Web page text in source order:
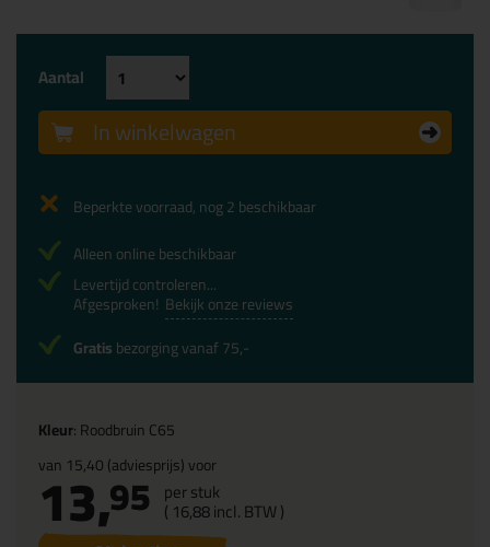
Kleur: Roodbruin C65
van 15,40(adviesprijs) voor
13,95 per stuk
( 16,88incl. BTW )
Aantal
In winkelwagen
Beperkte voorraad, nog 2 beschikbaar
Alleen online beschikbaar
Levertijd controleren...
Afgesproken! Bekijk onze reviews
Gratisbezorging vanaf 75,-